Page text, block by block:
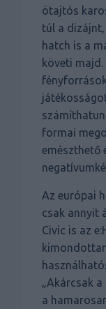
ötajtós
túl a
hatch is a
követi
formai
emészthető
Az európai
csak annyit
Civic is az
„Akárcsak a
a